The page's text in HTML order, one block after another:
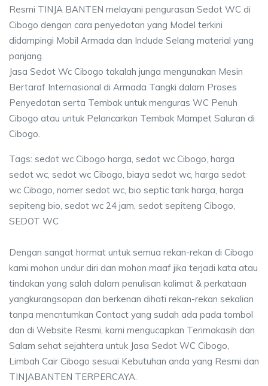
Resmi TINJA BANTEN melayani pengurasan Sedot WC di
Cibogo dengan cara penyedotan yang Model terkini
didampingi Mobil Armada dan Include Selang material yang
panjang.
Jasa Sedot Wc Cibogo takalah junga mengunakan Mesin
Bertaraf Internasional di Armada Tangki dalam Proses
Penyedotan serta Tembak untuk menguras WC Penuh
Cibogo atau untuk Pelancarkan Tembak Mampet Saluran di
Cibogo.
Tags: sedot wc Cibogo harga, sedot wc Cibogo, harga
sedot wc, sedot wc Cibogo, biaya sedot wc, harga sedot
wc Cibogo, nomer sedot wc, bio septic tank harga, harga
sepiteng bio, sedot wc 24 jam, sedot sepiteng Cibogo,
SEDOT WC
Dengan sangat hormat untuk semua rekan-rekan di Cibogo
kami mohon undur diri dan mohon maaf jika terjadi kata atau
tindakan yang salah dalam penulisan kalimat & perkataan
yangkurangsopan dan berkenan dihati rekan-rekan sekalian
tanpa mencntumkan Contact yang sudah ada pada tombol
dan di Website Resmi, kami mengucapkan Terimakasih dan
Salam sehat sejahtera untuk Jasa Sedot WC Cibogo,
Limbah Cair Cibogo sesuai Kebutuhan anda yang Resmi dan
TINJABANTEN TERPERCAYA.